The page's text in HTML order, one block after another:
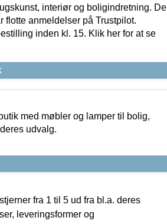
interiør og boligindretning. De
anmeldelser på Trustpilot.
inden kl. 15. Klik her for at se
med møbler og lamper til bolig,
udvalg.
fra 1 til 5 ud fra bl.a. deres
leveringsformer og